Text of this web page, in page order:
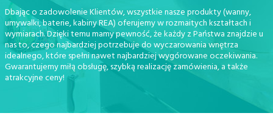
Dbając o zadowolenie Klientów, wszystkie nasze produkty (wanny,
umywalki, baterie, kabiny REA) oferujemy w rozmaitych kształtach i
wymiarach. Dzięki temu mamy pewność, że każdy z Państwa znajdzie u
nas to, czego najbardziej potrzebuje do wyczarowania wnętrza
idealnego, które spełni nawet najbardziej wygórowane oczekiwania.
Gwarantujemy miłą obsługę, szybką realizację zamówienia, a także
atrakcyjne ceny!